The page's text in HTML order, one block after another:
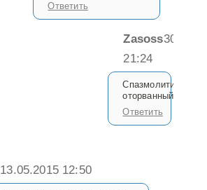
Ответить
Zasoss
21:24
Спазмолитический
оторванный.
Ответить
13.05.2015 12:50